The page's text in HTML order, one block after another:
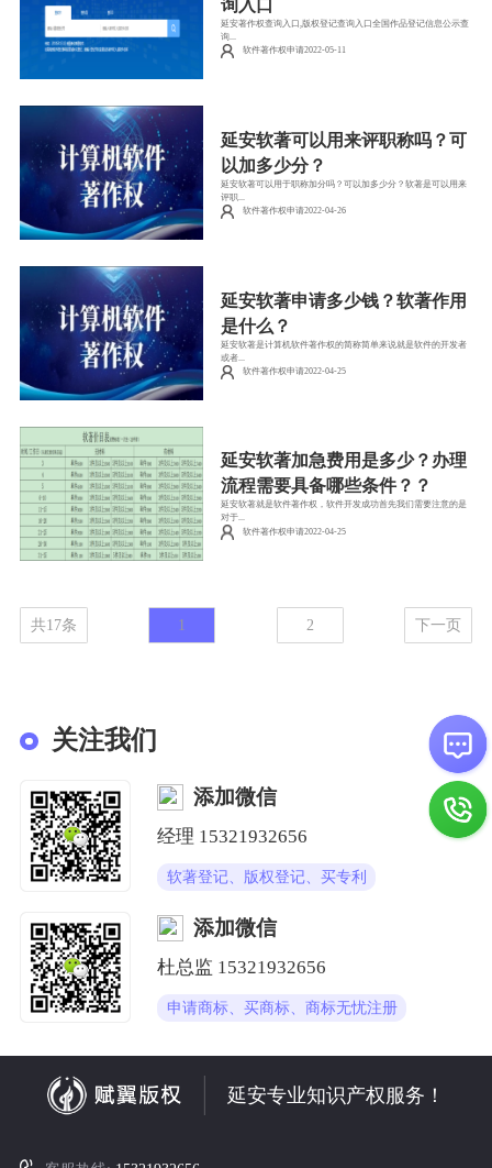
询入口
延安著作权查询入口,版权登记查询入口全国作品登记信息公示查
询...
软件著作权申请2022-05-11
延安软著可以用来评职称吗？可
以加多少分？
延安软著可以用于职称加分吗？可以加多少分？软著是可以用来
评职...
软件著作权申请2022-04-26
延安软著申请多少钱？软著作用
是什么？
延安软著是计算机软件著作权的简称简单来说就是软件的开发者
或者...
软件著作权申请2022-04-25
延安软著加急费用是多少？办理
流程需要具备哪些条件？？
延安软著就是软件著作权，软件开发成功首先我们需要注意的是
对于...
软件著作权申请2022-04-25
共17条 1 2 下一页
关注我们
添加微信
经理 15321932656
软著登记、版权登记、买专利
添加微信
杜总监 15321932656
申请商标、买商标、商标无忧注册
延安专业知识产权服务！